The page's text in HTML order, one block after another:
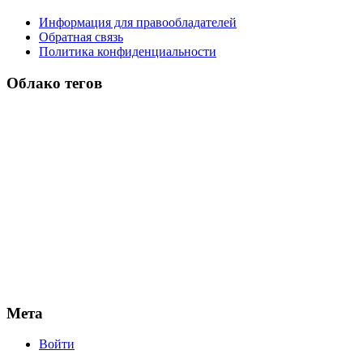
Информация для правообладателей
Обратная связь
Политика конфиденциальности
Облако тегов
Мета
Войти